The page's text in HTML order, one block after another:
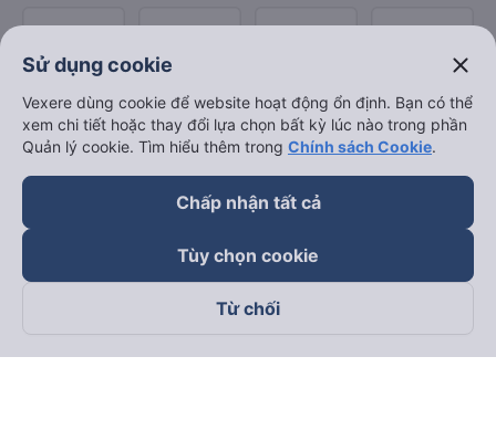
Theo dõi chúng tôi trên
Sử dụng cookie close
Vexere dùng cookie để website hoạt động ổn định. Bạn có thể
xem chi tiết hoặc thay đổi lựa chọn bất kỳ lúc nào trong phần
Quản lý cookie. Tìm hiểu thêm trong Chính sách Cookie.
Chấp nhận tất cả
Tùy chọn cookie
Từ chối